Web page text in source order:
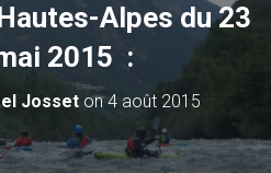
Alpes du 23
2015 :
Josset on4 août 2015